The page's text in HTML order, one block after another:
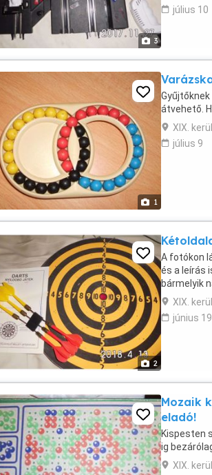
3
július 10
1
átvehető.
XIX.
július 9
2
A fotókon
és a leírás
bármelyik
XIX.
június 19
Mozaik
eladó!
Kispesten
ig
XIX.